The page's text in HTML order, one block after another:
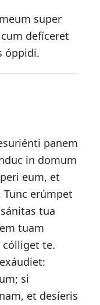
super
defíceret
óppidi.
panem
in domum
eum, et
erúmpet
tua
tuam
te.
si
et desíeris